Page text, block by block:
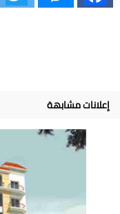
إعلانات مشابهة